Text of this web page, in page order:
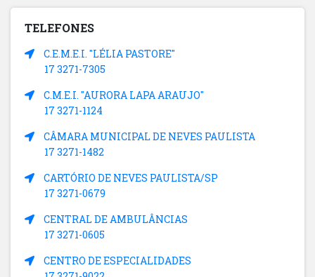
TELEFONES
C.E.M.E.I. "LÉLIA PASTORE"
17 3271-7305
C.M.E.I. "AURORA LAPA ARAUJO"
17 3271-1124
CÂMARA MUNICIPAL DE NEVES PAULISTA
17 3271-1482
CARTÓRIO DE NEVES PAULISTA/SP
17 3271-0679
CENTRAL DE AMBULÂNCIAS
17 3271-0605
CENTRO DE ESPECIALIDADES